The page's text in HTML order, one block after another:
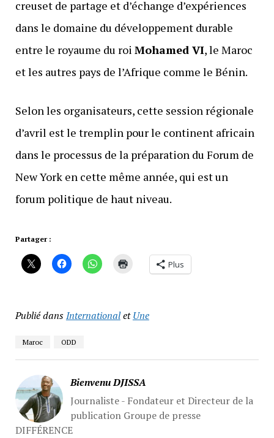
creuset de partage et d’échange d’expériences
dans le domaine du développement durable
entre le royaume du roi Mohamed VI, le Maroc
et les autres pays de l’Afrique comme le Bénin.
Selon les organisateurs, cette session régionale
d’avril est le tremplin pour le continent africain
dans le processus de la préparation du Forum de
New York en cette même année, qui est un
forum politique de haut niveau.
Partager :
Plus
Publié dansInternationaletUne
Maroc ODD
Bienvenu DJISSA
Journaliste - Fondateur et Directeur de la
publication Groupe de presse
DIFFÉRENCE